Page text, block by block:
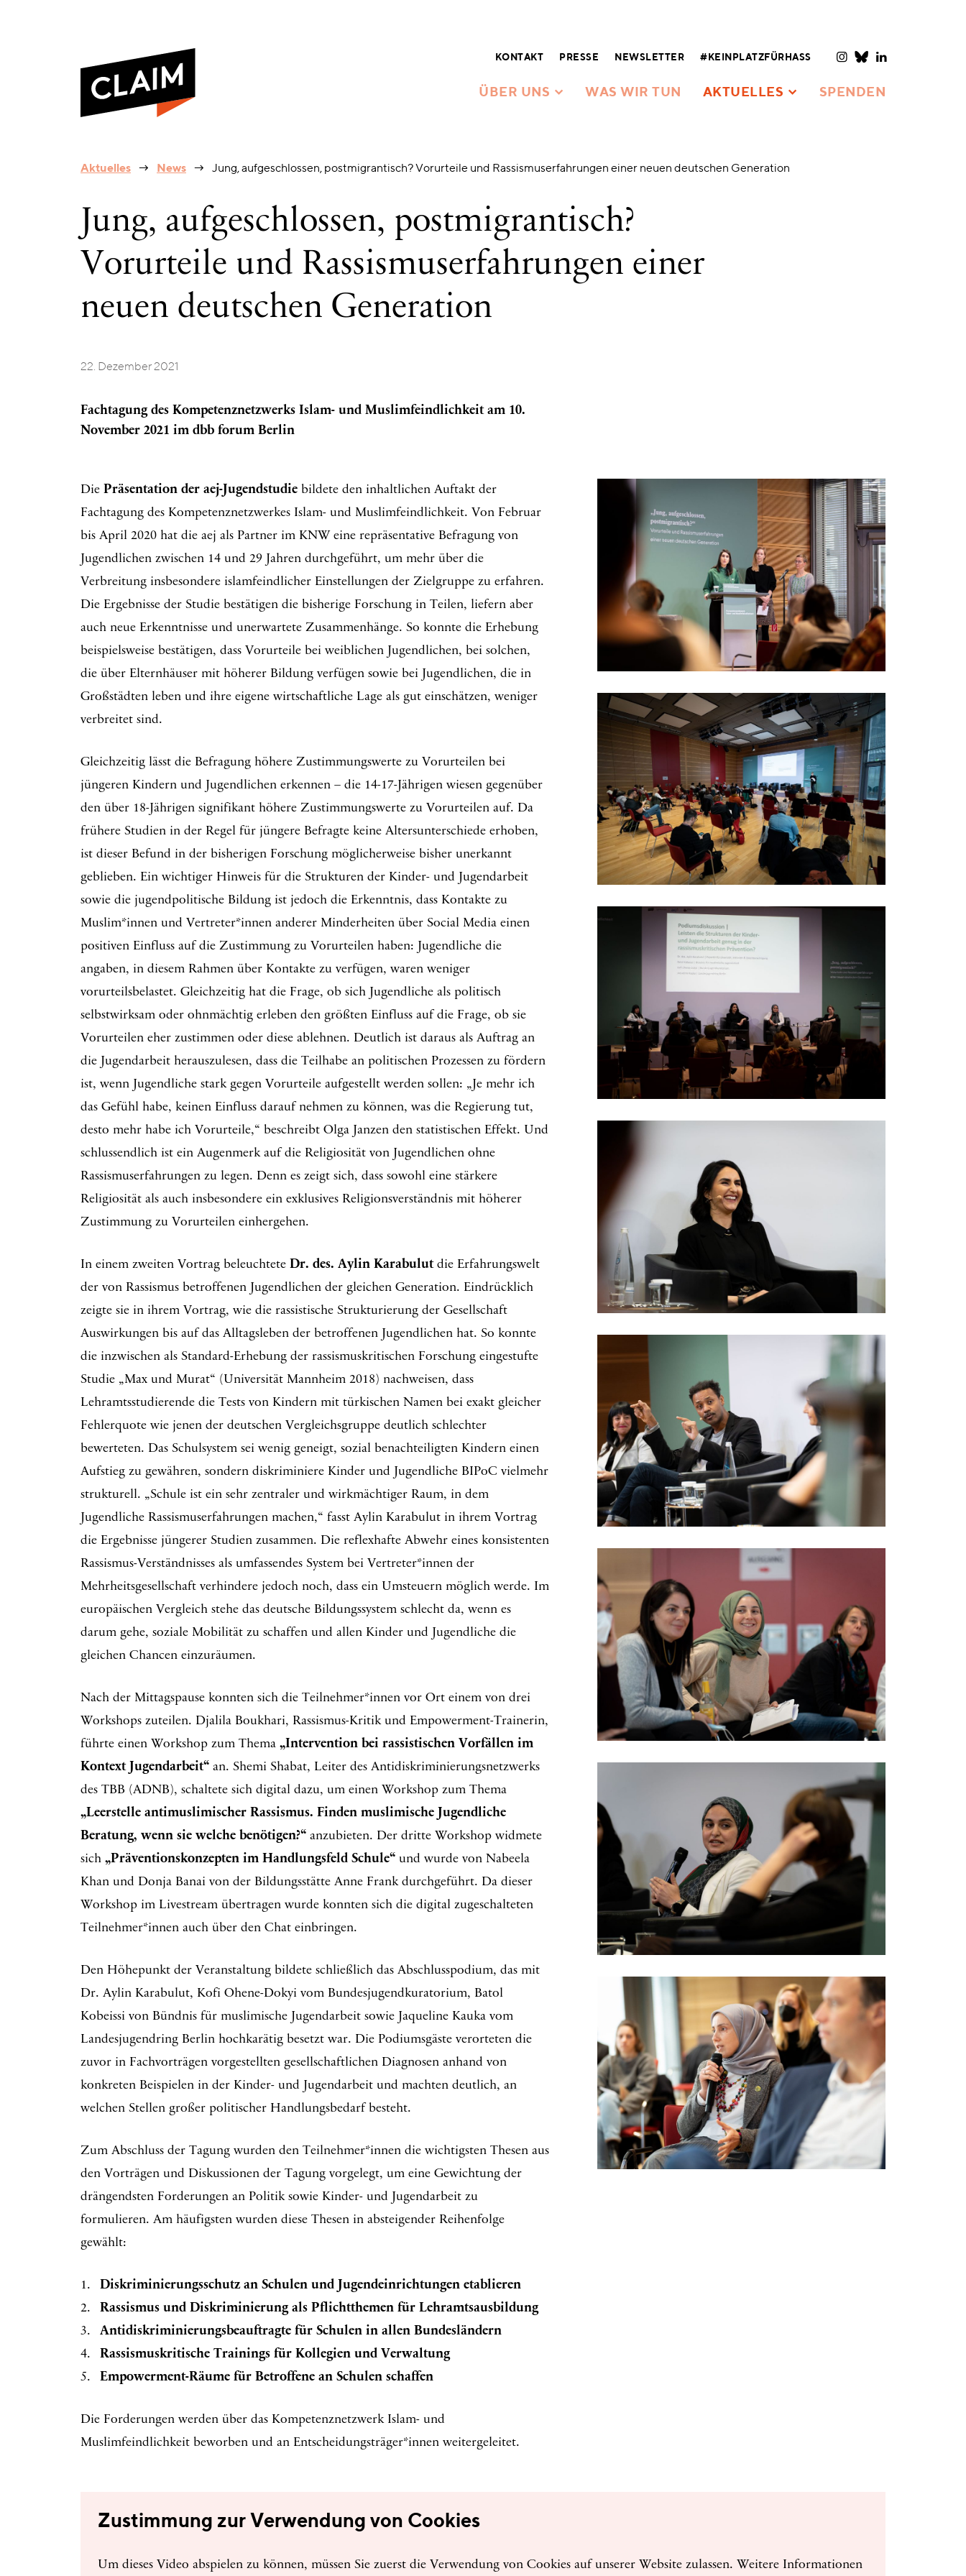
KONTAKT PRESSE NEWSLETTER #KEINPLATZFÜRHASS
ÜBER UNS WAS WIR TUN AKTUELLES SPENDEN
Rassismuserfahrungen
Aktuelles News Jung, aufgeschlossen, postmigrantisch? Vorurteile und Rassismuserfahrungen einer neuen deutschen Generation
Jung, aufgeschlossen, postmigrantisch?
Vorurteile und Rassismuserfahrungen einer
neuen deutschen Generation
22. Dezember 2021
Fachtagung des Kompetenznetzwerks Islam- und Muslimfeindlichkeit am 10.
November 2021 im dbb forum Berlin
Die Präsentation der aej-Jugendstudie bildete den inhaltlichen Auftakt der
Fachtagung des Kompetenznetzwerkes Islam- und Muslimfeindlichkeit. Von Februar
bis April 2020 hat die aej als Partner im KNW eine repräsentative Befragung von
Jugendlichen zwischen 14 und 29 Jahren durchgeführt, um mehr über die
Verbreitung insbesondere islamfeindlicher Einstellungen der Zielgruppe zu erfahren.
Die Ergebnisse der Studie bestätigen die bisherige Forschung in Teilen, liefern aber
auch neue Erkenntnisse und unerwartete Zusammenhänge. So konnte die Erhebung
beispielsweise bestätigen, dass Vorurteile bei weiblichen Jugendlichen, bei solchen,
die über Elternhäuser mit höherer Bildung verfügen sowie bei Jugendlichen, die in
Großstädten leben und ihre eigene wirtschaftliche Lage als gut einschätzen, weniger
verbreitet sind.
Gleichzeitig lässt die Befragung höhere Zustimmungswerte zu Vorurteilen bei
jüngeren Kindern und Jugendlichen erkennen – die 14-17-Jährigen wiesen gegenüber
den über 18-Jährigen signifikant höhere Zustimmungswerte zu Vorurteilen auf. Da
frühere Studien in der Regel für jüngere Befragte keine Altersunterschiede erhoben,
ist dieser Befund in der bisherigen Forschung möglicherweise bisher unerkannt
geblieben. Ein wichtiger Hinweis für die Strukturen der Kinder- und Jugendarbeit
sowie die jugendpolitische Bildung ist jedoch die Erkenntnis, dass Kontakte zu
Muslim*innen und Vertreter*innen anderer Minderheiten über Social Media einen
positiven Einfluss auf die Zustimmung zu Vorurteilen haben: Jugendliche die
angaben, in diesem Rahmen über Kontakte zu verfügen, waren weniger
vorurteilsbelastet. Gleichzeitig hat die Frage, ob sich Jugendliche als politisch
selbstwirksam oder ohnmächtig erleben den größten Einfluss auf die Frage, ob sie
Vorurteilen eher zustimmen oder diese ablehnen. Deutlich ist daraus als Auftrag an
die Jugendarbeit herauszulesen, dass die Teilhabe an politischen Prozessen zu fördern
ist, wenn Jugendliche stark gegen Vorurteile aufgestellt werden sollen: „Je mehr ich
das Gefühl habe, keinen Einfluss darauf nehmen zu können, was die Regierung tut,
desto mehr habe ich Vorurteile,“ beschreibt Olga Janzen den statistischen Effekt. Und
schlussendlich ist ein Augenmerk auf die Religiosität von Jugendlichen ohne
Rassismuserfahrungen zu legen. Denn es zeigt sich, dass sowohl eine stärkere
Religiosität als auch insbesondere ein exklusives Religionsverständnis mit höherer
Zustimmung zu Vorurteilen einhergehen.
In einem zweiten Vortrag beleuchtete Dr. des. Aylin Karabulutdie Erfahrungswelt
der von Rassismus betroffenen Jugendlichen der gleichen Generation. Eindrücklich
zeigte sie in ihrem Vortrag, wie die rassistische Strukturierung der Gesellschaft
Auswirkungen bis auf das Alltagsleben der betroffenen Jugendlichen hat. So konnte
die inzwischen als Standard-Erhebung der rassismuskritischen Forschung eingestufte
Studie „Max und Murat“ (Universität Mannheim 2018) nachweisen, dass
Lehramtsstudierende die Tests von Kindern mit türkischen Namen bei exakt gleicher
Fehlerquote wie jenen der deutschen Vergleichsgruppe deutlich schlechter
bewerteten. Das Schulsystem sei wenig geneigt, sozial benachteiligten Kindern einen
Aufstieg zu gewähren, sondern diskriminiere Kinder und Jugendliche BIPoC vielmehr
strukturell. „Schule ist ein sehr zentraler und wirkmächtiger Raum, in dem
Jugendliche Rassismuserfahrungen machen,“ fasst Aylin Karabulut in ihrem Vortrag
die Ergebnisse jüngerer Studien zusammen. Die reflexhafte Abwehr eines konsistenten
Rassismus-Verständnisses als umfassendes System bei Vertreter*innen der
Mehrheitsgesellschaft verhindere jedoch noch, dass ein Umsteuern möglich werde. Im
europäischen Vergleich stehe das deutsche Bildungssystem schlecht da, wenn es
darum gehe, soziale Mobilität zu schaffen und allen Kinder und Jugendliche die
gleichen Chancen einzuräumen.
Nach der Mittagspause konnten sich die Teilnehmer*innen vor Ort einem von drei
Workshops zuteilen. Djalila Boukhari, Rassismus-Kritik und Empowerment-Trainerin,
führte einen Workshop zum Thema „Intervention bei rassistischen Vorfällen im
Kontext Jugendarbeit“ an. Shemi Shabat, Leiter des Antidiskriminierungsnetzwerks
des TBB (ADNB), schaltete sich digital dazu, um einen Workshop zum Thema
„Leerstelle antimuslimischer Rassismus. Finden muslimische Jugendliche
Beratung, wenn sie welche benötigen?“ anzubieten. Der dritte Workshop widmete
sich „Präventionskonzepten im Handlungsfeld Schule“ und wurde von Nabeela
Khan und Donja Banai von der Bildungsstätte Anne Frank durchgeführt. Da dieser
Workshop im Livestream übertragen wurde konnten sich die digital zugeschalteten
Teilnehmer*innen auch über den Chat einbringen.
Den Höhepunkt der Veranstaltung bildete schließlich das Abschlusspodium, das mit
Dr. Aylin Karabulut, Kofi Ohene-Dokyi vom Bundesjugendkuratorium, Batol
Kobeissi von Bündnis für muslimische Jugendarbeit sowie Jaqueline Kauka vom
Landesjugendring Berlin hochkarätig besetzt war. Die Podiumsgäste verorteten die
zuvor in Fachvorträgen vorgestellten gesellschaftlichen Diagnosen anhand von
konkreten Beispielen in der Kinder- und Jugendarbeit und machten deutlich, an
welchen Stellen großer politischer Handlungsbedarf besteht.
Zum Abschluss der Tagung wurden den Teilnehmer*innen die wichtigsten Thesen aus
den Vorträgen und Diskussionen der Tagung vorgelegt, um eine Gewichtung der
drängendsten Forderungen an Politik sowie Kinder- und Jugendarbeit zu
formulieren. Am häufigsten wurden diese Thesen in absteigender Reihenfolge
gewählt:
Diskriminierungsschutz an Schulen und Jugendeinrichtungen etablieren
Rassismus und Diskriminierung als Pflichtthemen für Lehramtsausbildung
Antidiskriminierungsbeauftragte für Schulen in allen Bundesländern
Rassismuskritische Trainings für Kollegien und Verwaltung
Empowerment-Räume für Betroffene an Schulen schaffen
Die Forderungen werden über das Kompetenznetzwerk Islam- und
Muslimfeindlichkeit beworben und an Entscheidungsträger*innen weitergeleitet.
Zustimmung zur Verwendung von Cookies
Um dieses Video abspielen zu können, müssen Sie zuerst die Verwendung von Cookies auf unserer Website zulassen. Weitere Informationen